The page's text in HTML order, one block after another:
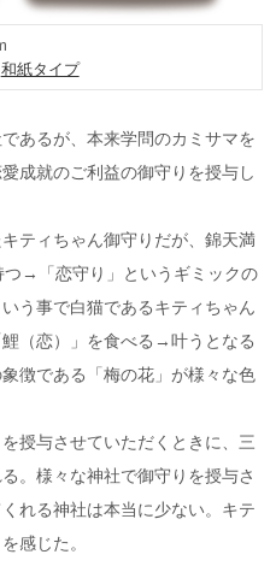
和紙タイプ
あるが、本来学問のカミサマを
成就のご利益の御守りを授与し
ティちゃん御守りだが、錦天満
→「恋守り」というギミックの
う事で白猫であるキティちゃん
（恋）」を食べる→叶うとなる
徴である「梅の花」が様々な色
授与させていただくときに、三
。様々な神社で御守りを授与さ
れる神社は本当に少ない。キテ
感じた。